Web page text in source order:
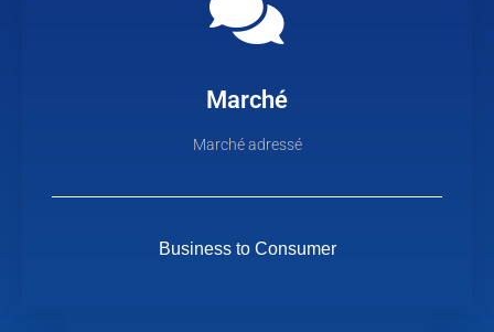
Marché
Marché adressé
Business to Consumer